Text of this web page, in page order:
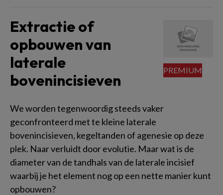
Extractie of
opbouwen van
laterale
bovenincisieven
We worden tegenwoordig steeds vaker
geconfronteerd met te kleine laterale
bovenincisieven, kegeltanden of agenesie op deze
plek. Naar verluidt door evolutie. Maar wat is de
diameter van de tandhals van de laterale incisief
waarbij je het element nog op een nette manier kunt
opbouwen?